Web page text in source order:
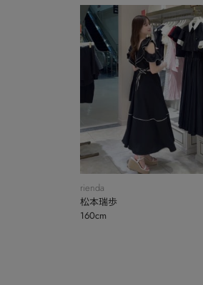
rienda
松本瑞歩
160cm